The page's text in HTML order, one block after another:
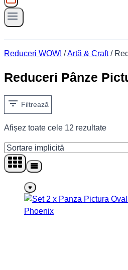
Reduceri WOW! /Artă & Craft/
Reduceri Pânze
Filtrează
Afișez toate cele 12 rezultate
♥